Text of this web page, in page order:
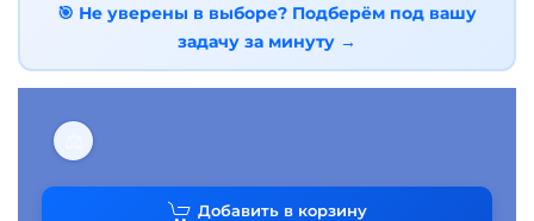
🎯 Не уверены в выборе? Подберём под вашу
задачу за минуту →
Добавить в корзину